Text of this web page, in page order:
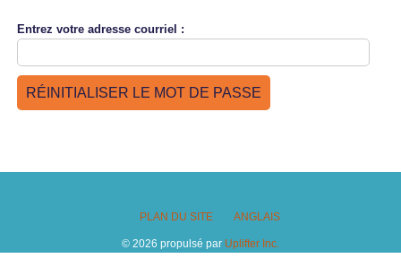
Entrez votre adresse courriel :
PLAN DU SITE ANGLAIS
© 2026 propulsé par Uplifter Inc.